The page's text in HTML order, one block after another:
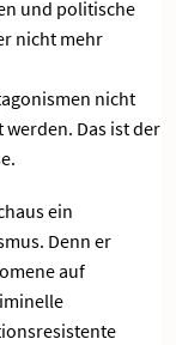
und politische
nicht mehr
nicht
Das ist der
ein
Denn er
auf